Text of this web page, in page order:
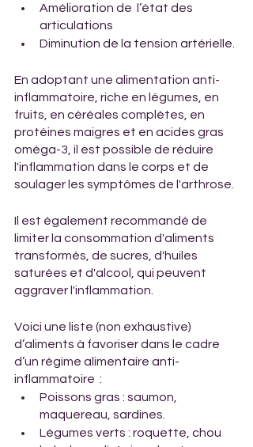
Amélioration de  l’état des
articulations
Diminution de la tension artérielle.
En adoptant une alimentation anti-
inflammatoire, riche en légumes, en
fruits, en céréales complètes, en
protéines maigres et en acides gras
oméga-3, il est possible de réduire
l'inflammation dans le corps et de
soulager les symptômes de l'arthrose.
Il est également recommandé de
limiter la consommation d'aliments
transformés, de sucres, d'huiles
saturées et d'alcool, qui peuvent
aggraver l'inflammation.
Voici une liste (non exhaustive)
d’aliments à favoriser dans le cadre
d’un régime alimentaire anti-
inflammatoire  :
Poissons gras : saumon,
maquereau, sardines.
Légumes verts : roquette, chou